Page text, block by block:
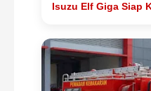
Isuzu Elf Giga Siap